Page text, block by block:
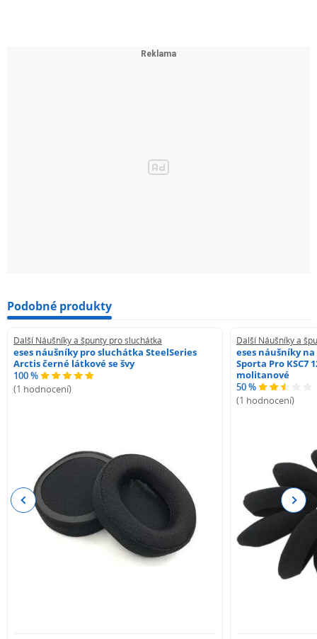
Podobné produkty
Další Náušníky a špunty pro sluchátka
eses náušníky pro sluchátka SteelSeries
Arctis černé látkové se švy
100 %
(1 hodnocení)
Další Náušníky a
eses náušníky
Sporta Pro KSC7
molitanové
50 %
(1 hodnocení)
Previous Next